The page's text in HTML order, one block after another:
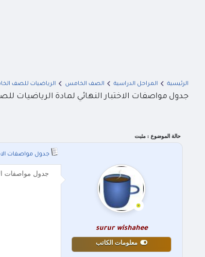
الرئيسية المراحل الدراسية الصف الخامس الرياضيات للصف
جدول مواصفات الاختبار النهائي لمادة الرياضيات
حالة الموضوع : مثبت
جدول مواصفات
surur wishahee
معلومات الكاتب
جدول مواصفات الاختبار النهائي